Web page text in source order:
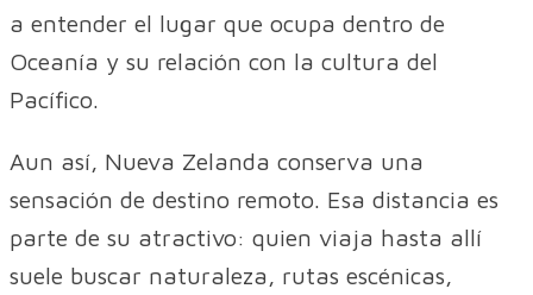
a entender el lugar que ocupa dentro de
Oceanía y su relación con la cultura del
Pacífico.
Aun así, Nueva Zelanda conserva una
sensación de destino remoto. Esa distancia es
parte de su atractivo: quien viaja hasta allí
suele buscar naturaleza, rutas escénicas,